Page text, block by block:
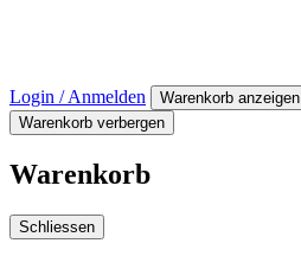
Login / Anmelden Warenkorb anzeigen
Warenkorb verbergen
Warenkorb
Schliessen